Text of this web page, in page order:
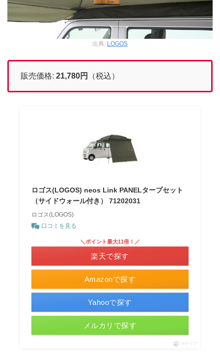
出典: LOGOS
販売価格: 21,780円 （税込）
ロゴス(LOGOS) neos Link PANELタープセット
（サイドウォール付き） 71202031
ロゴス(LOGOS)
口コミを見る
Amazonで探す
＼ポイント最大11倍！／
楽天で探す
Yahooで探す
メルカリで探す
ポチップ